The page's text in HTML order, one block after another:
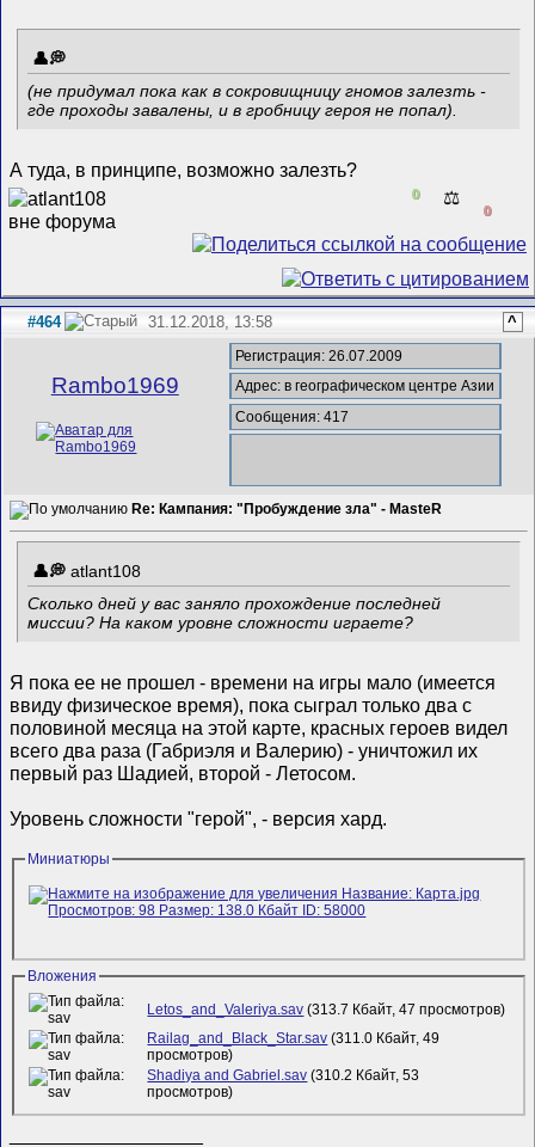
(не придумал пока как в сокровищницу гномов залезть -
где проходы завалены, и в гробницу героя не попал).
А туда, в принципе, возможно залезть?
0 ⚖️
0
#464 31.12.2018, 13:58 ^
Rambo1969
Регистрация: 26.07.2009
Адрес: в географическом центре Азии
Сообщения: 417
Re: Кампания: "Пробуждение зла" - MasteR
atlant108
Сколько дней у вас заняло прохождение последней
миссии? На каком уровне сложности играете?
Я пока ее не прошел - времени на игры мало (имеется
ввиду физическое время), пока сыграл только два с
половиной месяца на этой карте, красных героев видел
всего два раза (Габриэля и Валерию) - уничтожил их
первый раз Шадией, второй - Летосом.
Уровень сложности "герой", - версия хард.
Миниатюры
Вложения
Letos_and_Valeriya.sav (313.7 Кбайт, 47 просмотров)
Railag_and_Black_Star.sav (311.0 Кбайт, 49
просмотров)
Shadiya and Gabriel.sav (310.2 Кбайт, 53
просмотров)